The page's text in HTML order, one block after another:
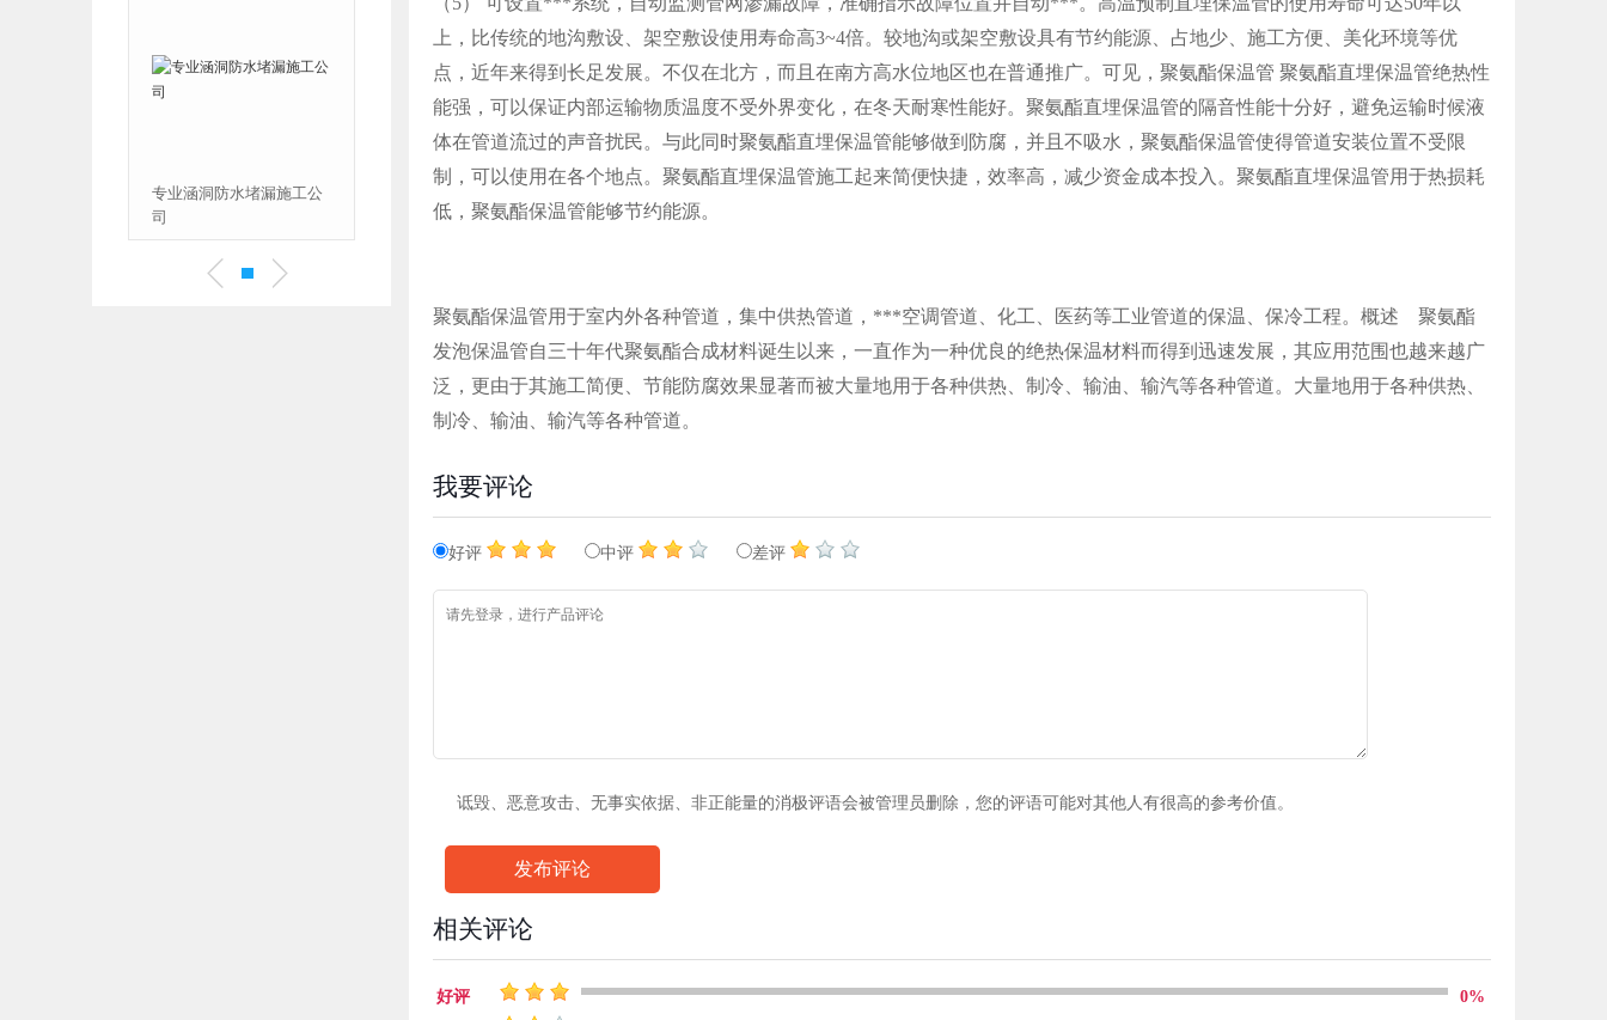
上，比传统的地沟敷设、架空敷设使用寿命高3~4倍。较地沟或架空敷设具有节约能源、占地少、施工方便、美化环境等优
点，近年来得到长足发展。不仅在北方，而且在南方高水位地区也在普通推广。可见，聚氨酯保温管 聚氨酯直埋保温管绝热性
能强，可以保证内部运输物质温度不受外界变化，在冬天耐寒性能好。聚氨酯直埋保温管的隔音性能十分好，避免运输时候液
体在管道流过的声音扰民。与此同时聚氨酯直埋保温管能够做到防腐，并且不吸水，聚氨酯保温管使得管道安装位置不受限
制，可以使用在各个地点。聚氨酯直埋保温管施工起来简便快捷，效率高，减少资金成本投入。聚氨酯直埋保温管用于热损耗
低，聚氨酯保温管能够节约能源。
聚氨酯保温管用于室内外各种管道，集中供热管道，***空调管道、化工、医药等工业管道的保温、保冷工程。概述 聚氨酯
发泡保温管自三十年代聚氨酯合成材料诞生以来，一直作为一种优良的绝热保温材料而得到迅速发展，其应用范围也越来越广
泛，更由于其施工简便、节能防腐效果显著而被大量地用于各种供热、制冷、输油、输汽等各种管道。大量地用于各种供热、
制冷、输油、输汽等各种管道。
我要评论
好评 中评 差评
诋毁、恶意攻击、无事实依据、非正能量的消极评语会被管理员删除，您的评语可能对其他人有很高的参考价值。
发布评论
相关评论
好评 0%
专业涵洞防水堵漏施工公
司